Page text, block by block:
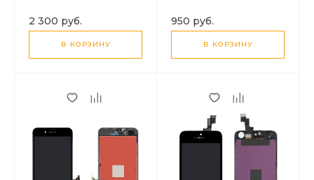
переклеенный орг
(100% LCD)
2 300 руб.
В КОРЗИНУ
универсальный
регулируемый с
адаптерами
950 руб.
В КОРЗИНУ